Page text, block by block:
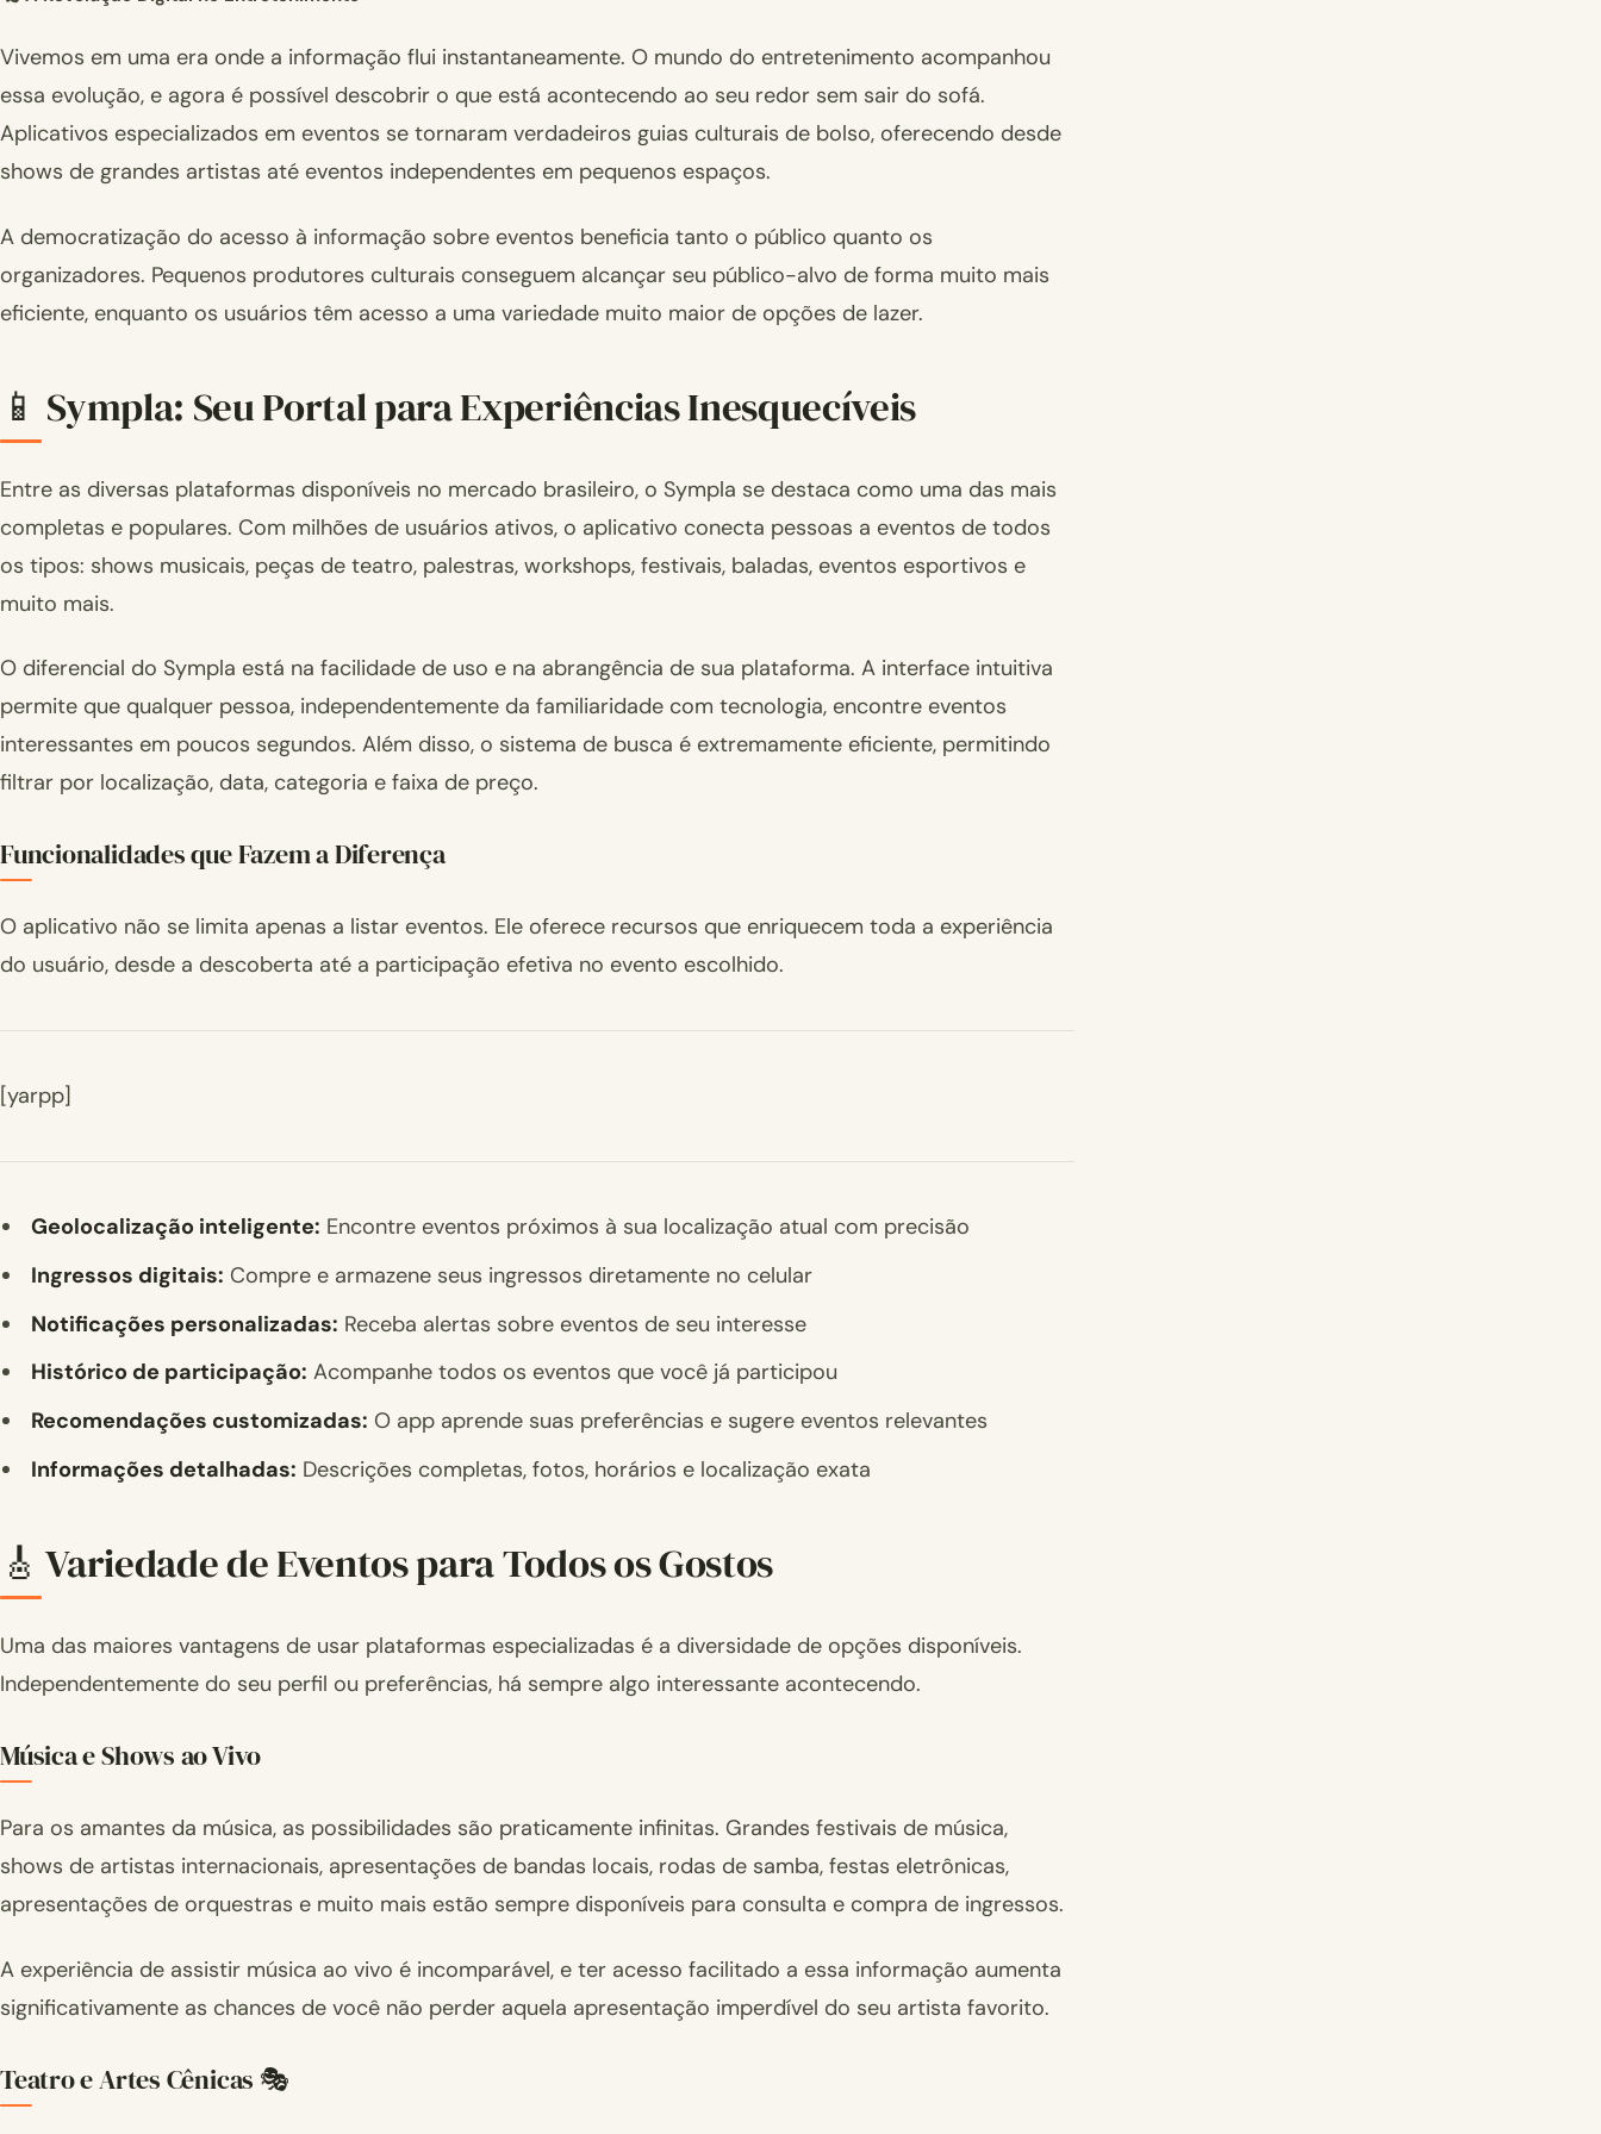
Vivemos em uma era onde a informação flui instantaneamente. O mundo do entretenimento acompanhou
essa evolução, e agora é possível descobrir o que está acontecendo ao seu redor sem sair do sofá.
Aplicativos especializados em eventos se tornaram verdadeiros guias culturais de bolso, oferecendo desde
shows de grandes artistas até eventos independentes em pequenos espaços.
A democratização do acesso à informação sobre eventos beneficia tanto o público quanto os
organizadores. Pequenos produtores culturais conseguem alcançar seu público-alvo de forma muito mais
eficiente, enquanto os usuários têm acesso a uma variedade muito maior de opções de lazer.
📱 Sympla: Seu Portal para Experiências Inesquecíveis
Entre as diversas plataformas disponíveis no mercado brasileiro, o Sympla se destaca como uma das mais
completas e populares. Com milhões de usuários ativos, o aplicativo conecta pessoas a eventos de todos
os tipos: shows musicais, peças de teatro, palestras, workshops, festivais, baladas, eventos esportivos e
muito mais.
O diferencial do Sympla está na facilidade de uso e na abrangência de sua plataforma. A interface intuitiva
permite que qualquer pessoa, independentemente da familiaridade com tecnologia, encontre eventos
interessantes em poucos segundos. Além disso, o sistema de busca é extremamente eficiente, permitindo
filtrar por localização, data, categoria e faixa de preço.
Funcionalidades que Fazem a Diferença
O aplicativo não se limita apenas a listar eventos. Ele oferece recursos que enriquecem toda a experiência
do usuário, desde a descoberta até a participação efetiva no evento escolhido.
[yarpp]
Geolocalização inteligente: Encontre eventos próximos à sua localização atual com precisão
Ingressos digitais: Compre e armazene seus ingressos diretamente no celular
Notificações personalizadas: Receba alertas sobre eventos de seu interesse
Histórico de participação: Acompanhe todos os eventos que você já participou
Recomendações customizadas: O app aprende suas preferências e sugere eventos relevantes
Informações detalhadas: Descrições completas, fotos, horários e localização exata
🎸 Variedade de Eventos para Todos os Gostos
Uma das maiores vantagens de usar plataformas especializadas é a diversidade de opções disponíveis.
Independentemente do seu perfil ou preferências, há sempre algo interessante acontecendo.
Música e Shows ao Vivo
Para os amantes da música, as possibilidades são praticamente infinitas. Grandes festivais de música,
shows de artistas internacionais, apresentações de bandas locais, rodas de samba, festas eletrônicas,
apresentações de orquestras e muito mais estão sempre disponíveis para consulta e compra de ingressos.
A experiência de assistir música ao vivo é incomparável, e ter acesso facilitado a essa informação aumenta
significativamente as chances de você não perder aquela apresentação imperdível do seu artista favorito.
Teatro e Artes Cênicas 🎭